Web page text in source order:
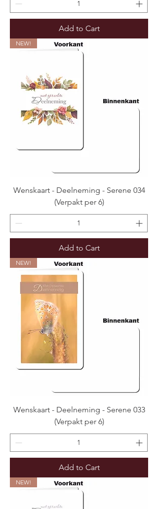
Add to Cart
NEW!
Wenskaart - Deelneming - Serene 034
(Verpakt per 6)
Add to Cart
NEW!
Wenskaart - Deelneming - Serene 033
(Verpakt per 6)
Add to Cart
NEW!